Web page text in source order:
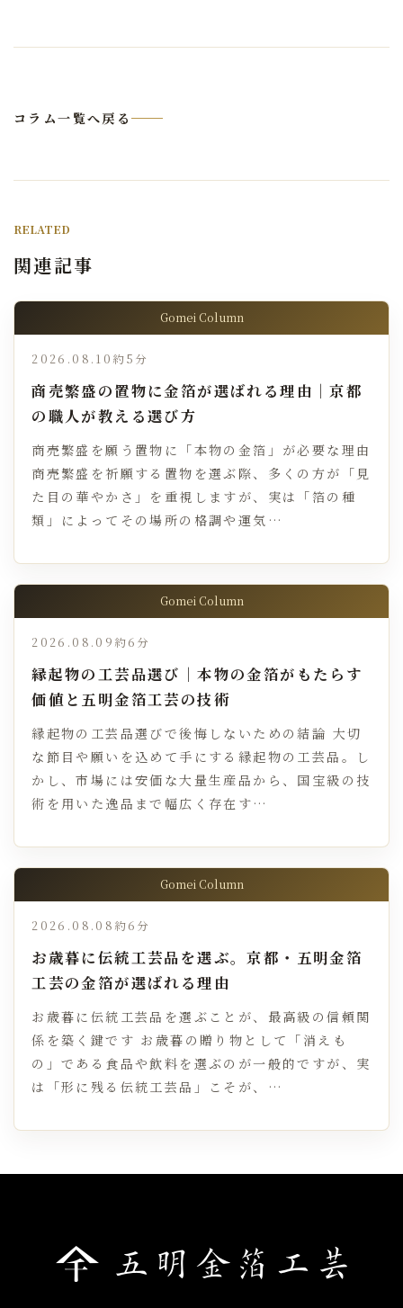
コラム一覧へ戻る
RELATED
関連記事
Gomei Column
2026.08.10 約5分
商売繁盛の置物に金箔が選ばれる理由｜京都
の職人が教える選び方
商売繁盛を願う置物に「本物の金箔」が必要な理由
商売繁盛を祈願する置物を選ぶ際、多くの方が「見
た目の華やかさ」を重視しますが、実は「箔の種
類」によってその場所の格調や運気…
Gomei Column
2026.08.09 約6分
縁起物の工芸品選び｜本物の金箔がもたらす
価値と五明金箔工芸の技術
縁起物の工芸品選びで後悔しないための結論 大切
な節目や願いを込めて手にする縁起物の工芸品。し
かし、市場には安価な大量生産品から、国宝級の技
術を用いた逸品まで幅広く存在す…
Gomei Column
2026.08.08 約6分
お歳暮に伝統工芸品を選ぶ。京都・五明金箔
工芸の金箔が選ばれる理由
お歳暮に伝統工芸品を選ぶことが、最高級の信頼関
係を築く鍵です お歳暮の贈り物として「消えも
の」である食品や飲料を選ぶのが一般的ですが、実
は「形に残る伝統工芸品」こそが、…